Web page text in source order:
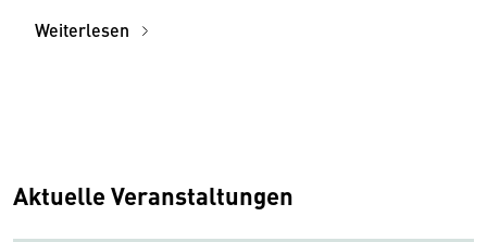
Weiterlesen
Aktuelle Veranstaltungen